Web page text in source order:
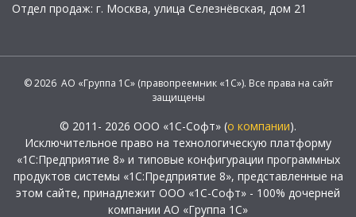
Отдел продаж: г. Москва, улица Селезнёвская, дом 21
© 2026 АО «Группа 1С» (правопреемник «1С»). Все права на сайт
защищены
© 2011- 2026 ООО «1С-Софт» (о компании).
Исключительное право на технологическую платформу
«1С:Предприятие 8» и типовые конфигурации программных
продуктов системы «1С:Предприятие 8», представленные на
этом сайте, принадлежит ООО «1С-Софт» - 100% дочерней
компании АО «Группа 1С»